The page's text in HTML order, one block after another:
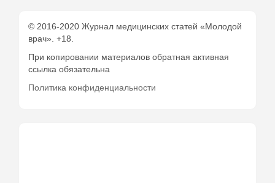
© 2016-2020 Журнал медицинских статей «Молодой
врач». +18.
При копировании материалов обратная активная
ссылка обязательна
Политика конфиденциальности